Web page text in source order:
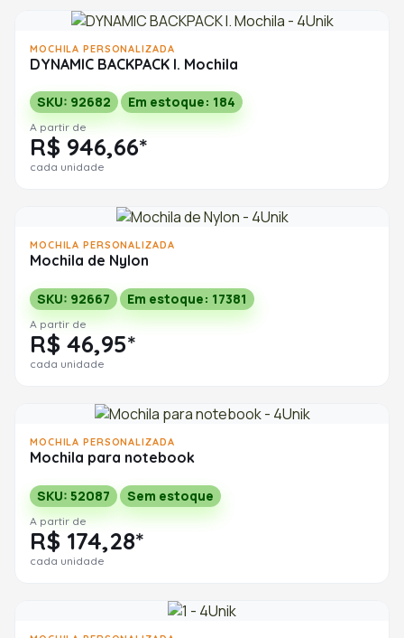
MOCHILA PERSONALIZADA
DYNAMIC BACKPACK I. Mochila
SKU: 92682 Em estoque: 184
A partir de
R$ 946,66*
cada unidade
MOCHILA PERSONALIZADA
Mochila de Nylon
SKU: 92667 Em estoque: 17381
A partir de
R$ 46,95*
cada unidade
MOCHILA PERSONALIZADA
Mochila para notebook
SKU: 52087 Sem estoque
A partir de
R$ 174,28*
cada unidade